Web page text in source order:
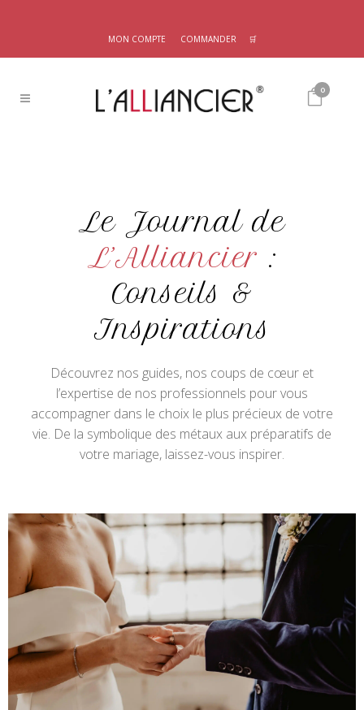
MON COMPTE COMMANDER 🛒
0
Le Journal de
L’Alliancier :
Conseils &
Inspirations
Découvrez nos guides, nos coups de cœur et
l’expertise de nos professionnels pour vous
accompagner dans le choix le plus précieux de votre
vie. De la symbolique des métaux aux préparatifs de
votre mariage, laissez-vous inspirer.